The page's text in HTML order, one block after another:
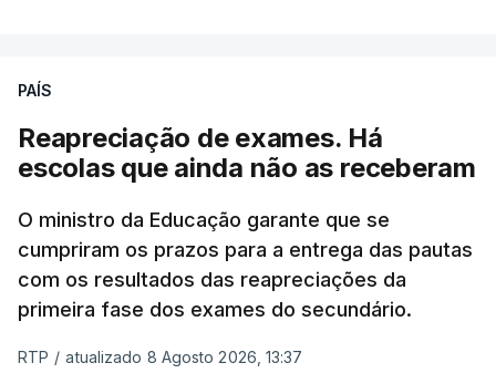
PAÍS
Reapreciação de exames. Há
escolas que ainda não as receberam
O ministro da Educação garante que se
cumpriram os prazos para a entrega das pautas
com os resultados das reapreciações da
primeira fase dos exames do secundário.
RTP / atualizado 8 Agosto 2026, 13:37